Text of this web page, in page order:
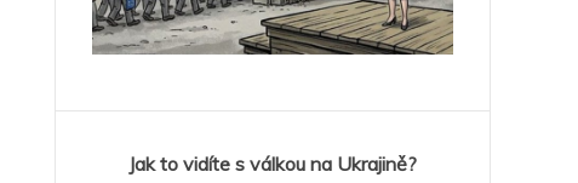
Jak to vidíte s válkou na Ukrajině?